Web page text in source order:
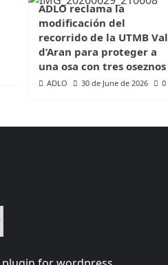
ADLO reclama la
modificación del
recorrido de la UTMB Val
d’Aran para proteger a
una osa con tres oseznos
ADLO 30 de June de 2026 0